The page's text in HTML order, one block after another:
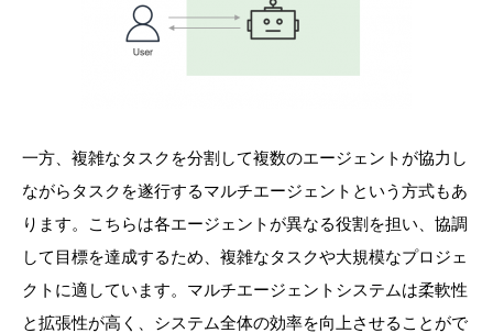
一方、複雑なタスクを分割して複数のエージェントが協力し
ながらタスクを遂行するマルチエージェントという方式もあ
ります。こちらは各エージェントが異なる役割を担い、協調
して目標を達成するため、複雑なタスクや大規模なプロジェ
クトに適しています。マルチエージェントシステムは柔軟性
と拡張性が高く、システム全体の効率を向上させることがで